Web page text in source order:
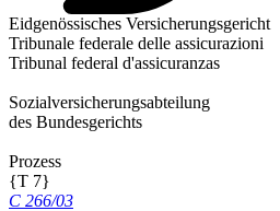
Eidgenössisches Versicherungsgericht
Tribunale federale delle assicurazioni
Tribunal federal d'assicuranzas
Sozialversicherungsabteilung
des Bundesgerichts
Prozess
{T 7}
C 266/03